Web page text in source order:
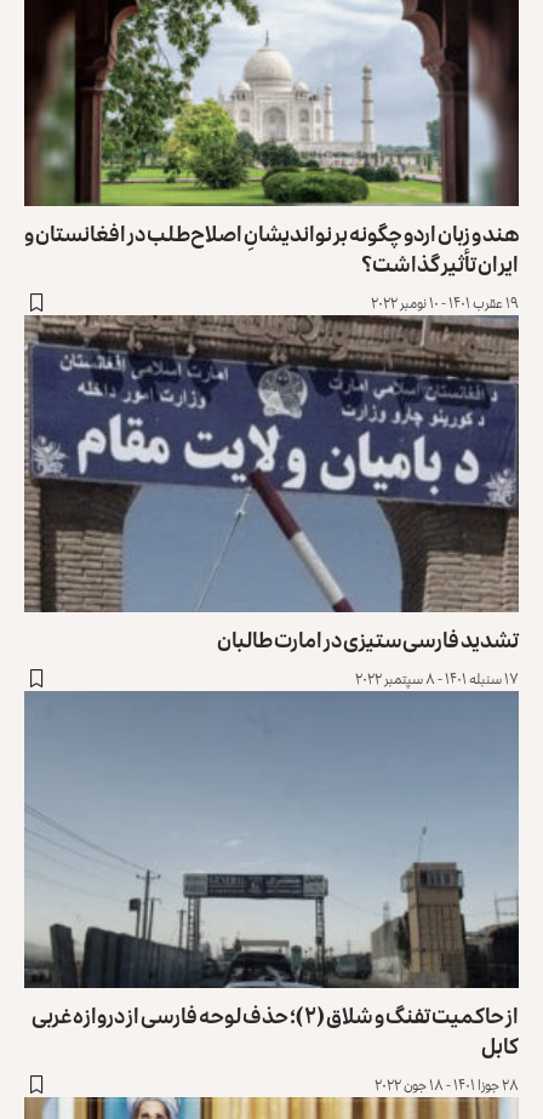
هند و زبان اردو چگونه بر نواندیشانِ اصلاح‌طلب در افغانستان و
ایران تأثیر گذاشت؟
۱۹ عقرب ۱۴۰۱ - ۱۰ نومبر ۲۰۲۲
تشدید فارسی‌ستیزی در امارت طالبان
۱۷ سنبله ۱۴۰۱ - ۸ سپتمبر ۲۰۲۲
از حاکمیت تفنگ و شلاق (۲)؛ حذف لوحه‌ فارسی از دروازه‌ غربی
کابل
۲۸ جوزا ۱۴۰۱ - ۱۸ جون ۲۰۲۲